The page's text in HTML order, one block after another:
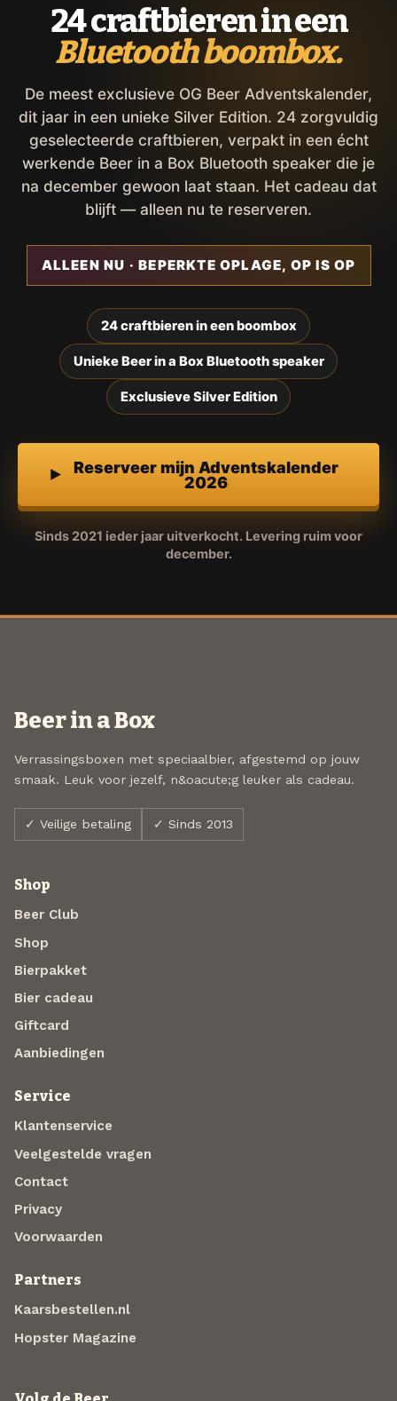
24 craftbieren in een
Bluetooth boombox.
De meest exclusieve OG Beer Adventskalender,
dit jaar in een unieke Silver Edition. 24 zorgvuldig
geselecteerde craftbieren, verpakt in een écht
werkende Beer in a Box Bluetooth speaker die je
na december gewoon laat staan. Het cadeau dat
blijft — alleen nu te reserveren.
ALLEEN NU · BEPERKTE OPLAGE, OP IS OP
24 craftbieren in een boombox
Unieke Beer in a Box Bluetooth speaker
Exclusieve Silver Edition
Reserveer mijn Adventskalender
2026
Sinds 2021 ieder jaar uitverkocht. Levering ruim voor
december.
Beer in a Box
Verrassingsboxen met speciaalbier, afgestemd op jouw
smaak. Leuk voor jezelf, n&oacute;g leuker als cadeau.
✓ Veilige betaling ✓ Sinds 2013
Shop
Beer Club
Shop
Bierpakket
Bier cadeau
Giftcard
Aanbiedingen
Service
Klantenservice
Veelgestelde vragen
Contact
Privacy
Voorwaarden
Partners
Kaarsbestellen.nl
Hopster Magazine